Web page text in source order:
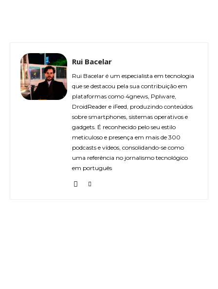
Rui Bacelar
Rui Bacelar é um especialista em tecnologia
que se destacou pela sua contribuição em
plataformas como 4gnews, Pplware,
DroidReader e iFeed, produzindo conteúdos
sobre smartphones, sistemas operativos e
gadgets. É reconhecido pelo seu estilo
meticuloso e presença em mais de 300
podcasts e vídeos, consolidando-se como
uma referência no jornalismo tecnológico
em português